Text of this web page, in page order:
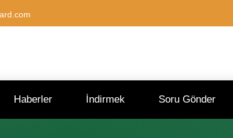
Haberler İndirmek Soru Gönder